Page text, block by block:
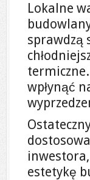
Lokalne
sprawdzą
wpłynąć
estetykę